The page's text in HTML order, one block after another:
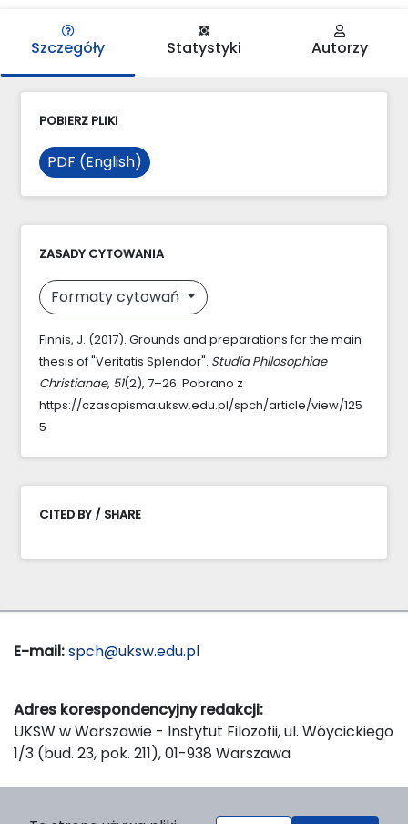
Szczegóły Statystyki Autorzy
POBIERZ PLIKI
PDF (English)
ZASADY CYTOWANIA
Formaty cytowań
Finnis, J. (2017). Grounds and preparations for the main
thesis of "Veritatis Splendor". Studia Philosophiae
Christianae, 51(2), 7–26. Pobrano z
https://czasopisma.uksw.edu.pl/spch/article/view/125
5
CITED BY / SHARE
E-mail:spch@uksw.edu.pl
Adres korespondencyjny redakcji:
UKSW w Warszawie - Instytut Filozofii, ul. Wóycickiego
1/3 (bud. 23, pok. 211), 01-938 Warszawa